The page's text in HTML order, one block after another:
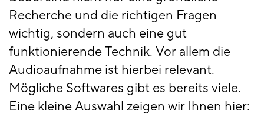
Recherche und die richtigen Fragen
wichtig, sondern auch eine gut
funktionierende Technik. Vor allem die
Audioaufnahme ist hierbei relevant.
Mögliche Softwares gibt es bereits viele.
Eine kleine Auswahl zeigen wir Ihnen hier: